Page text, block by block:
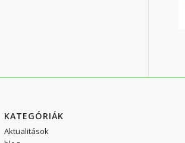
KATEGÓRIÁK
Aktualitások